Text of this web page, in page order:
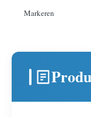
Markeren